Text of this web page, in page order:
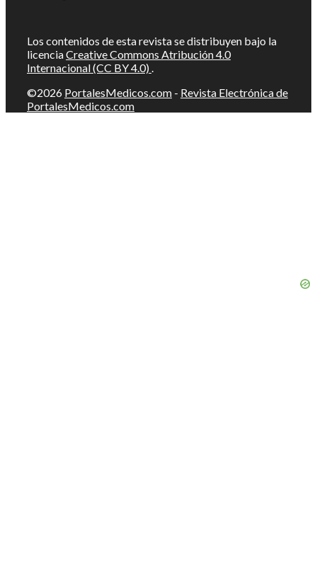
Los contenidos de esta revista se distribuyen bajo la
licenciaCreative Commons Atribución 4.0
Internacional (CC BY 4.0) .
©2026 PortalesMedicos.com - Revista Electrónica de
PortalesMedicos.com